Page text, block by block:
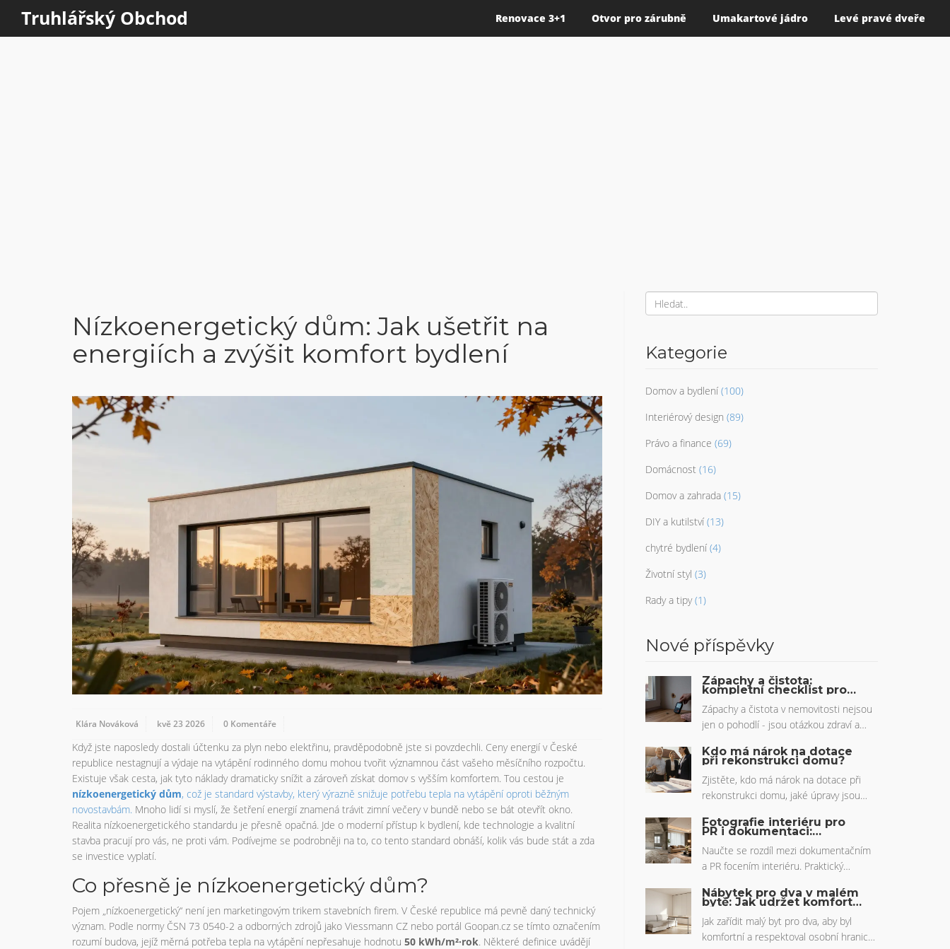
Truhlářský Obchod Renovace 3+1 Otvor pro zárubně Umakartové jádro Levé pravé dveře
Nízkoenergetický dům: Jak ušetřit na
energiích a zvýšit komfort bydlení
Klára Nováková kvě 23 2026 0 Komentáře
Když jste naposledy dostali účtenku za plyn nebo elektřinu, pravděpodobně jste si povzdechli. Ceny energií v České
republice nestagnují a výdaje na vytápění rodinného domu mohou tvořit významnou část vašeho měsíčního rozpočtu.
Existuje však cesta, jak tyto náklady dramaticky snížit a zároveň získat domov s vyšším komfortem. Tou cestou je
nízkoenergetický dům, což je standard výstavby, který výrazně snižuje potřebu tepla na vytápění oproti běžným
novostavbám. Mnoho lidí si myslí, že šetření energií znamená trávit zimní večery v bundě nebo se bát otevřít okno.
Realita nízkoenergetického standardu je přesně opačná. Jde o moderní přístup k bydlení, kde technologie a kvalitní
stavba pracují pro vás, ne proti vám. Podívejme se podrobněji na to, co tento standard obnáší, kolik vás bude stát a zda
se investice vyplatí.
Co přesně je nízkoenergetický dům?
Pojem „nízkoenergetický“ není jen marketingovým trikem stavebních firem. V České republice má pevně daný technický
význam. Podle normy ČSN 73 0540-2 a odborných zdrojů jako Viessmann CZ nebo portál Goopan.cz se tímto označením
rozumí budova, jejíž měrná potřeba tepla na vytápění nepřesahuje hodnotu 50 kWh/m²·rok. Některé definice uvádějí
Kategorie
Domov a bydlení (100)
Interiérový design (89)
Právo a finance (69)
Domácnost (16)
Domov a zahrada (15)
DIY a kutilství (13)
chytré bydlení (4)
Životní styl (3)
Rady a tipy (1)
Nové příspěvky
Zápachy a čistota:
kompletní checklist pro
svěží nemovitost
Zápachy a čistota v nemovitosti nejsou
jen o pohodlí - jsou otázkou zdraví a
pomůže odhalit skryté problémy s
mohou snížit cenu bytu až o 20 %.
Kdo má nárok na dotace
při rekonstrukci domu?
Zjistěte, kdo má nárok na dotace při
rekonstrukci domu, jaké úpravy jsou
si dát pozor, aby jste získali finance
Fotografie interiéru pro
PR i dokumentaci:
Kompletní průvodce
Naučte se rozdíl mezi dokumentačním
a PR focením interiéru. Praktický
a postprodukcí pro profesionální
Nábytek pro dva v malém
bytě: Jak udržet komfort a
osobní hranice
Jak zařídit malý byt pro dva, aby byl
komfortní a respektoval osobní hranice?